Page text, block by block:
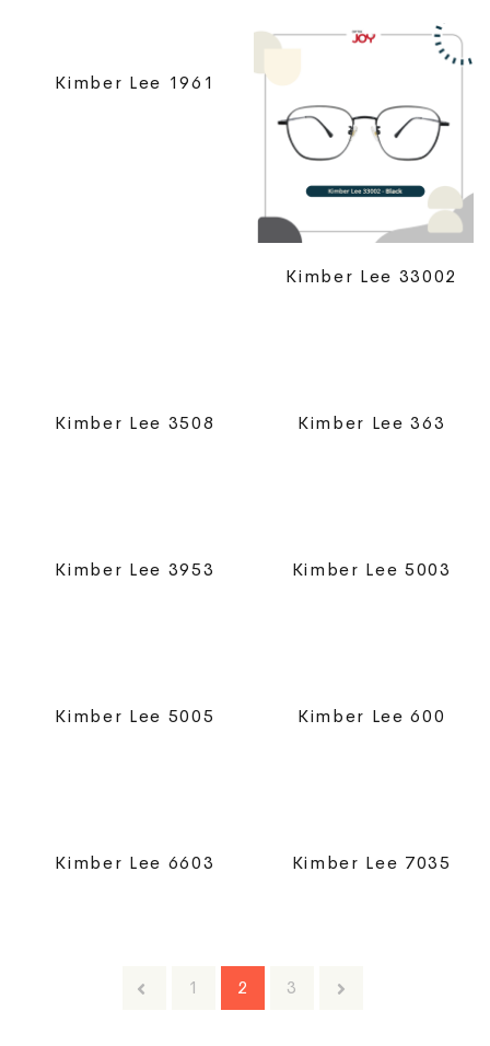
Kimber Lee 1961
Kimber Lee 33002
Kimber Lee 3508 Kimber Lee 363
Kimber Lee 3953 Kimber Lee 5003
Kimber Lee 5005 Kimber Lee 600
Kimber Lee 6603 Kimber Lee 7035
1 2 3